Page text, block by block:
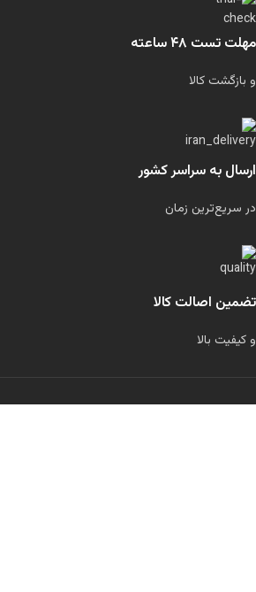
مهلت تست ۴۸ ساعته
و بازگشت کالا
ارسال به سراسر کشور
در سریع‌ترین زمان
تضمین اصالت کالا
و کیفیت بالا